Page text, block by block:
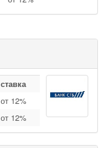
ставка
от 12%
от 12%